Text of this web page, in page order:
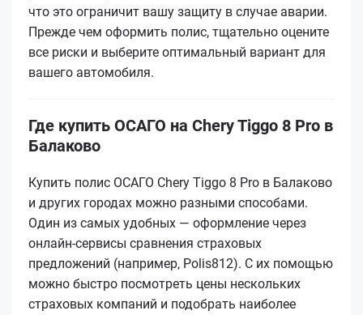
что это ограничит вашу защиту в случае аварии.
Прежде чем оформить полис, тщательно оцените
все риски и выберите оптимальный вариант для
вашего автомобиля.
Где купить ОСАГО на Chery Tiggo 8 Pro в
Балаково
Купить полис ОСАГО Chery Tiggo 8 Pro в Балаково
и других городах можно разными способами.
Один из самых удобных — оформление через
онлайн-сервисы сравнения страховых
предложений (например, Polis812). С их помощью
можно быстро посмотреть цены нескольких
страховых компаний и подобрать наиболее